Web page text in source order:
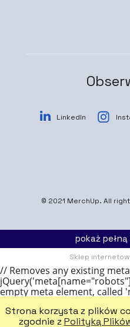
Strona korzysta z plików
zgodnie zPolityką
LinkedIn
© 2021 MerchUp. All
pokaż
Sklep
// Removes any existing
empty meta element, called
to the meta, with the value
// Add a content attribute